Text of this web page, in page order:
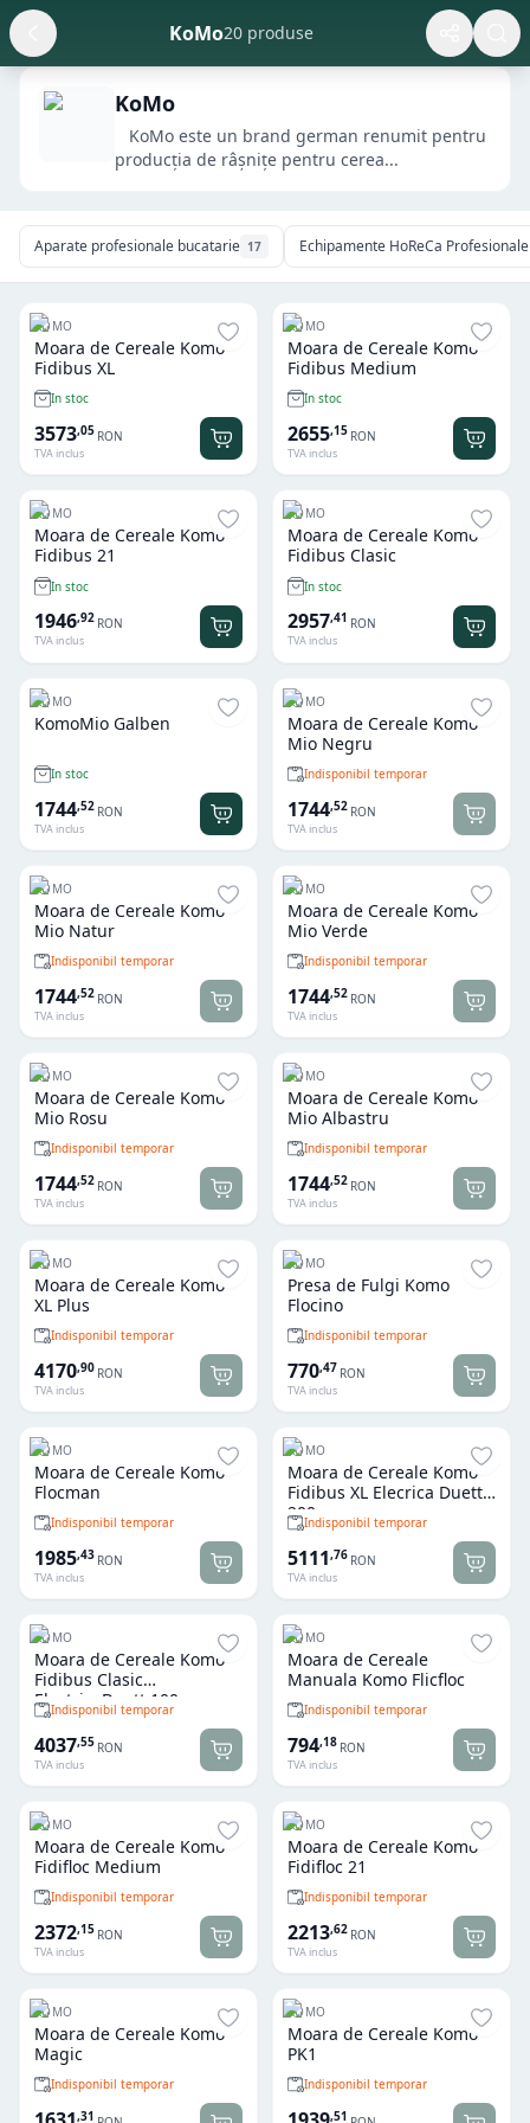
KoMo20 produse
KoMo
producția de râșnițe pentru cerea...
Aparate profesionale bucatarie 17 Echipamente HoReCa
KOMO
Moara de Cereale Komo
Fidibus XL
In stoc
3573,05 RON
TVA inclus
KOMO
Moara de Cereale Komo
Fidibus Medium
In stoc
2655,15 RON
TVA inclus
KOMO
Moara de Cereale Komo
Fidibus 21
In stoc
1946,92 RON
TVA inclus
KOMO
Moara de Cereale Komo
Fidibus Clasic
In stoc
2957,41 RON
TVA inclus
KOMO
KomoMio Galben
In stoc
1744,52 RON
TVA inclus
KOMO
Moara de Cereale Komo
Mio Negru
Indisponibil temporar
1744,52 RON
TVA inclus
KOMO
Moara de Cereale Komo
Mio Natur
Indisponibil temporar
1744,52 RON
TVA inclus
KOMO
Moara de Cereale Komo
Mio Verde
Indisponibil temporar
1744,52 RON
TVA inclus
KOMO
Moara de Cereale Komo
Mio Rosu
Indisponibil temporar
1744,52 RON
TVA inclus
KOMO
Moara de Cereale Komo
Mio Albastru
Indisponibil temporar
1744,52 RON
TVA inclus
KOMO
Moara de Cereale Komo
XL Plus
Indisponibil temporar
4170,90 RON
TVA inclus
KOMO
Presa de Fulgi Komo
Flocino
Indisponibil temporar
770,47 RON
TVA inclus
KOMO
Moara de Cereale Komo
Flocman
Indisponibil temporar
1985,43 RON
TVA inclus
KOMO
Moara de Cereale Komo
Fidibus XL Elecrica Duett
200Indisponibil temporar
5111,76 RON
TVA inclus
KOMO
Moara de Cereale Komo
Fidibus Clasic
ElectricaDuett 100
Indisponibil temporar
4037,55 RON
TVA inclus
KOMO
Moara de Cereale
Manuala Komo Flicfloc
Indisponibil temporar
794,18 RON
TVA inclus
KOMO
Moara de Cereale Komo
Fidifloc Medium
Indisponibil temporar
2372,15 RON
TVA inclus
KOMO
Moara de Cereale Komo
Fidifloc 21
Indisponibil temporar
2213,62 RON
TVA inclus
KOMO
Moara de Cereale Komo
Magic
Indisponibil temporar
,31
KOMO
Moara de Cereale Komo
PK1
Indisponibil temporar
,51